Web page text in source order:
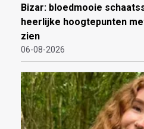
Bizar: bloedmooie
heerlijke hoogtepunten
zien
06-08-2026